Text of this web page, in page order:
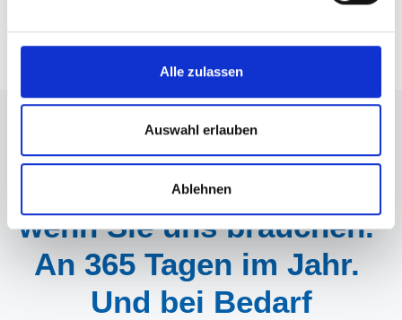
Alle zulassen
Auswahl erlauben
Ablehnen
Wir sind für Sie da,
wenn Sie uns brauchen.
An 365 Tagen im Jahr.
Und bei Bedarf